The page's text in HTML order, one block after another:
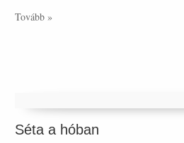
Tovább »
Séta a hóban